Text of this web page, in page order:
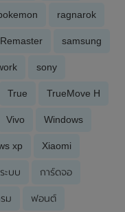
ragnarok
Remaster samsung
sony
True TrueMove H
Vivo Windows
xp Xiaomi
ะบบ การ์ดจอ
ม ฟอนต์